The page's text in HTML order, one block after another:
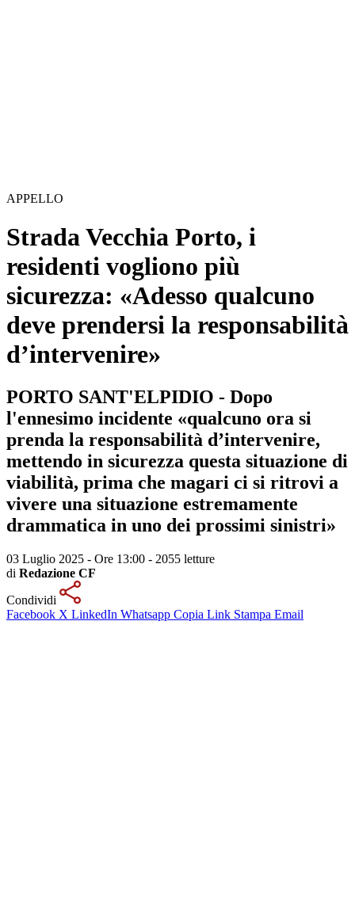
APPELLO
Strada Vecchia Porto, i
residenti vogliono più
sicurezza: «Adesso qualcuno
deve prendersi la responsabilità
d’intervenire»
PORTO SANT'ELPIDIO - Dopo
l'ennesimo incidente «qualcuno ora si
prenda la responsabilità d’intervenire,
mettendo in sicurezza questa situazione di
viabilità, prima che magari ci si ritrovi a
vivere una situazione estremamente
drammatica in uno dei prossimi sinistri»
03 Luglio 2025 - Ore 13:00 - 2055 letture
di Redazione CF
Condividi
Facebook X LinkedIn Whatsapp Copia Link Stampa Email